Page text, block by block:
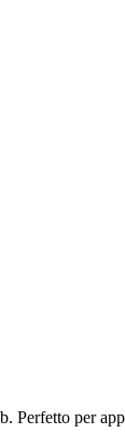
Perfetto per